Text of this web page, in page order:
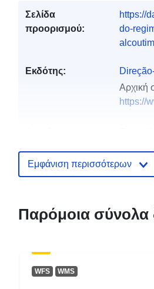
Σελίδα
προορισμού:
https://
do-
alcoutim
Εκδότης:
Αρχική
https://
03
Αναγνωριστικά:
Δικαιώματα
πρόσβασης:
Εμφάνιση περισσότερων
Παρόμοια σύνολα
WFS WMS